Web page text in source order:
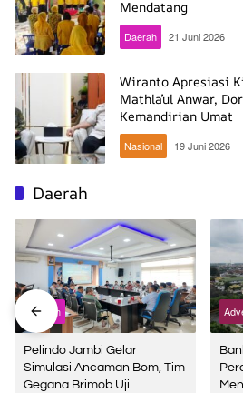
Mendatang
Daerah 21 Juni 2026
Wiranto Apresiasi
Mathla’ul Anwar,
Kemandirian Umat
Nasional 19 Juni 2026
Daerah
Daerah
Pelindo Jambi Gelar
Simulasi Ancaman Bom, Tim
Gegana Brimob Uji